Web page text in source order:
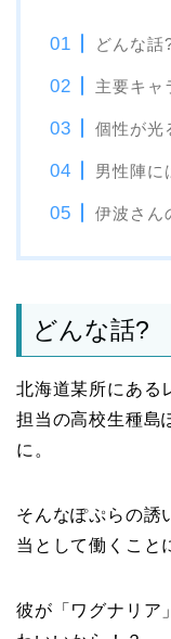
どんな話
主要キャ
個性が光
男性陣に
伊波さん
どんな話?
北海道某所にある
担当の高校生種島
に。
そんなぽぷらの誘
当として働くこと
彼が「ワグナリア